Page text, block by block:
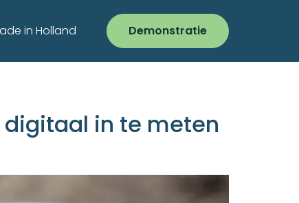
in Holland Demonstratie
digitaal in te meten